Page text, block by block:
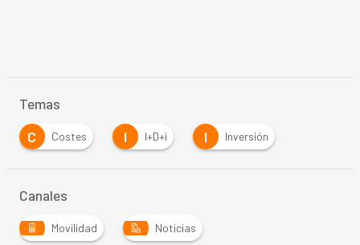
Temas
C
Costes I I+D+i I Inversión
Canales
Movilidad Noticias